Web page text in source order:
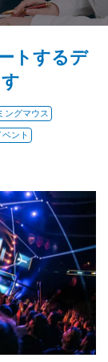
トするデ
ングマウス
ント